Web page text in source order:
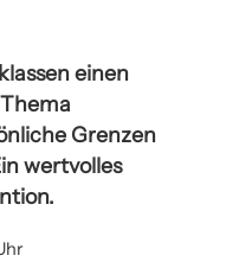
einen
Grenzen
wertvolles